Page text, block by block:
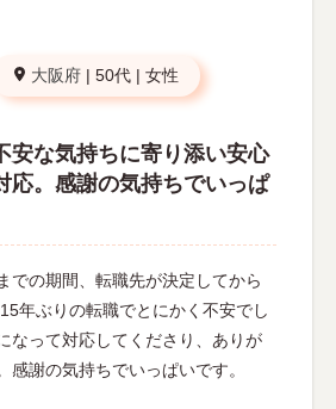
大阪府 | 50代 | 女性
安な気持ちに寄り添い安心
応。感謝の気持ちでいっぱ
での期間、転職先が決定してから
年ぶりの転職でとにかく不安でし
なって対応してくださり、ありが
感謝の気持ちでいっぱいです。